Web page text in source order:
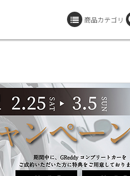
商品カテゴリ